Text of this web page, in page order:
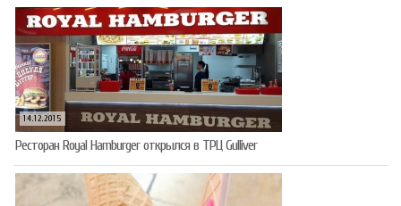
14.12.2015
Ресторан Royal Hamburger открылся в ТРЦ Gulliver